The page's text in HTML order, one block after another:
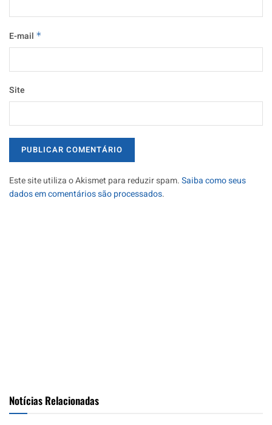
E-mail *
Site
Este site utiliza o Akismet para reduzir spam.Saiba como seus
dados em comentários são processados.
Notícias Relacionadas